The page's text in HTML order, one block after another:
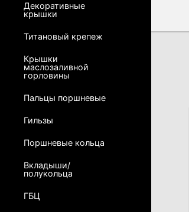
Декоративные
крышки
Титановый крепеж
Крышки
маслозаливной
горловины
Пальцы поршневые
Гильзы
Поршневые кольца
Вкладыши/
полукольца
ГБЦ